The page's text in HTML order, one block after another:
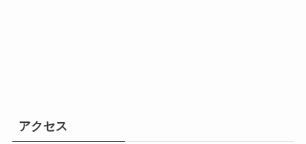
アクセス